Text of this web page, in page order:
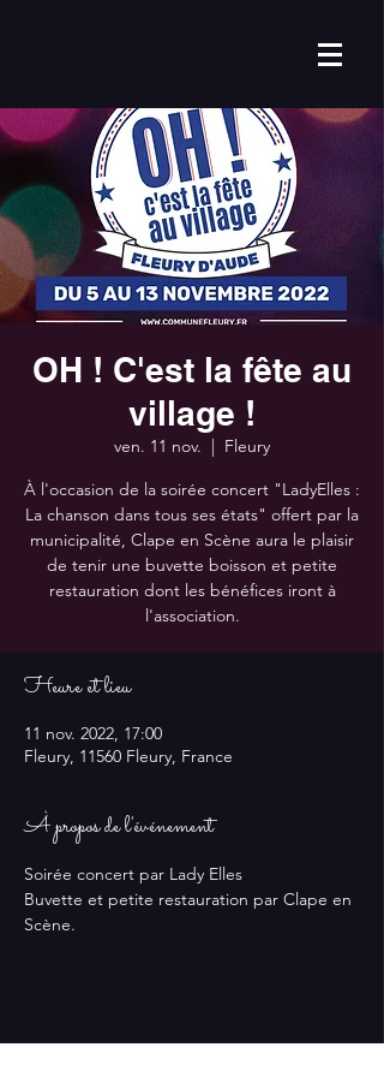
OH ! C'est la fête au
village !
ven. 11 nov.
  |
Fleury
À l'occasion de la soirée concert "LadyElles :
La chanson dans tous ses états" offert par la
municipalité, Clape en Scène aura le plaisir
de tenir une buvette boisson et petite
restauration dont les bénéfices iront à
l'association.
Heure et lieu
11 nov. 2022, 17:00
Fleury, 11560 Fleury, France
À propos de l'événement
Soirée concert par Lady Elles
Buvette et petite restauration par Clape en
Scène.